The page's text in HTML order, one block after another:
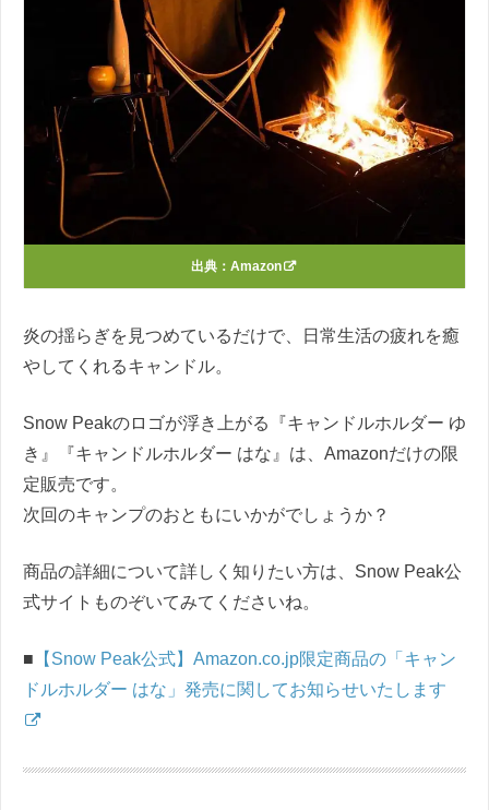
出典： Amazon
炎の揺らぎを見つめているだけで、日常生活の疲れを癒
やしてくれるキャンドル。
Snow Peakのロゴが浮き上がる『キャンドルホルダー ゆ
き』『キャンドルホルダー はな』は、Amazonだけの限
定販売です。
次回のキャンプのおともにいかがでしょうか？
商品の詳細について詳しく知りたい方は、Snow Peak公
式サイトものぞいてみてくださいね。
■ 【Snow Peak公式】Amazon.co.jp限定商品の「キャン
ドルホルダー はな」発売に関してお知らせいたします